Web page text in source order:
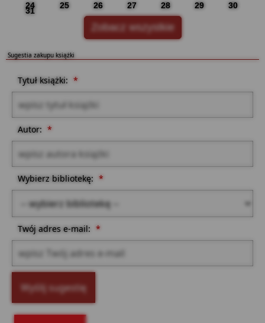
24 25 26 27 28 29 30
31
Zobacz wszystkie
Sugestia zakupu książki
Tytuł książki: *
Autor: *
Wybierz bibliotekę: *
Twój adres e-mail: *
Wyślij sugestię
Biblioteka Narodowa